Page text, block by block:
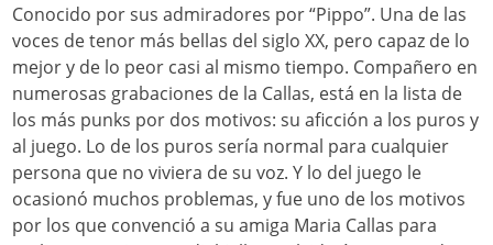
Conocido por sus admiradores por “Pippo”. Una de las
voces de tenor más bellas del siglo XX, pero capaz de lo
mejor y de lo peor casi al mismo tiempo. Compañero en
numerosas grabaciones de la Callas, está en la lista de
los más punks por dos motivos: su aficción a los puros y
al juego. Lo de los puros sería normal para cualquier
persona que no viviera de su voz. Y lo del juego le
ocasionó muchos problemas, y fue uno de los motivos
por los que convenció a su amiga Maria Callas para